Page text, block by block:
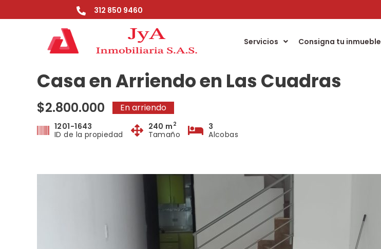
al
312 850 9460
Servicios Consigna tu inmueble
Casa en Arriendo en Las Cuadras
$2.800.000 En arriendo
1201-1643
ID de la propiedad
240 m 2
Tamaño
3
Alcobas